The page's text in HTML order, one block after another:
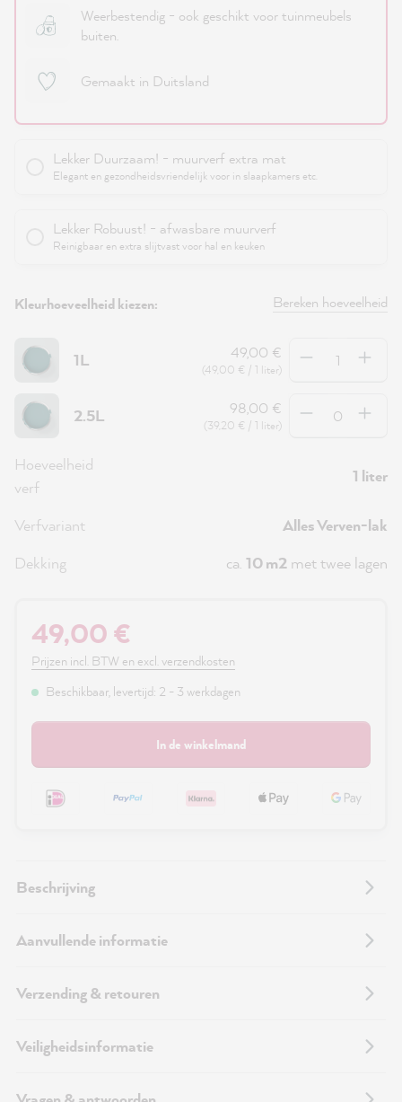
Weerbestendig - ook geschikt voor tuinmeubels
buiten.
Gemaakt in Duitsland
Lekker Duurzaam! - muurverf extra mat
Elegant en gezondheidsvriendelijk voor in slaapkamers etc.
Lekker Robuust! - afwasbare muurverf
Reinigbaar en extra slijtvast voor hal en keuken
Kleurhoeveelheid kiezen: Bereken hoeveelheid
1L 49,00 €
(49,00 € / 1 liter)
Hoeveelheid
2.5L 98,00 €
(39,20 € / 1 liter)
Hoeveelheid
Hoeveelheid
verf
1 liter
Verfvariant
Alles Verven-lak
Dekking
ca. 10 m2 met twee lagen
49,00 €
Prijzen incl. BTW en excl. verzendkosten
Beschikbaar, levertijd: 2 - 3 werkdagen
In de winkelmand
Beschrijving
Aanvullende informatie
Verzending & retouren
Veiligheidsinformatie